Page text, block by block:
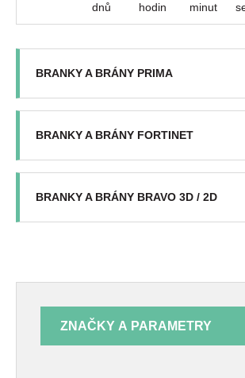
dnů hodin minut
BRANKY A BRÁNY PRIMA
BRANKY A BRÁNY FORTINET
BRANKY A BRÁNY BRAVO 3D / 2D
ZNAČKY A PARAMETRY